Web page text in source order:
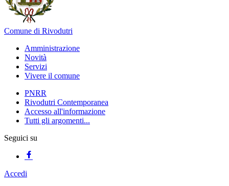
Comune di Rivodutri
Amministrazione
Novità
Servizi
Vivere il comune
PNRR
Rivodutri Contemporanea
Accesso all'informazione
Tutti gli argomenti...
Seguici su
Accedi